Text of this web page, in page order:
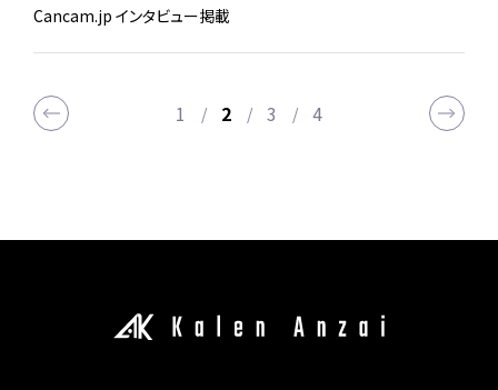
Cancam.jp インタビュー掲載
1 2 3 4